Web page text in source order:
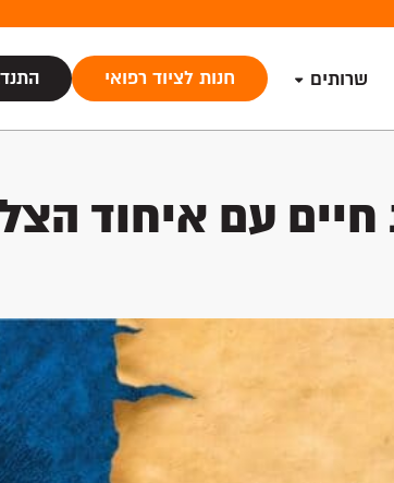
שרותים חנות לציוד רפואי
עם איחוד